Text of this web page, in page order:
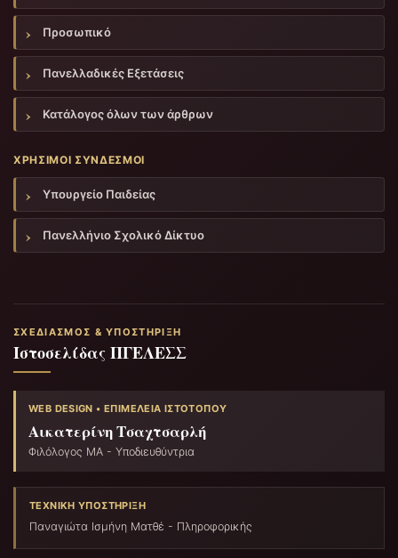
Προσωπικό
Πανελλαδικές Εξετάσεις
Κατάλογος όλων των άρθρων
ΧΡΉΣΙΜΟΙ ΣΎΝΔΕΣΜΟΙ
Υπουργείο Παιδείας
Πανελλήνιο Σχολικό Δίκτυο
ΣΧΕΔΙΑΣΜΌΣ & ΥΠΟΣΤΉΡΙΞΗ
Ιστοσελίδας ΠΓΕΛΕΣΣ
WEB DESIGN • ΕΠΙΜΈΛΕΙΑ ΙΣΤΟΤΌΠΟΥ
Αικατερίνη Τσαχτσαρλή
Φιλόλογος ΜΑ - Υποδιευθύντρια
ΤΕΧΝΙΚΉ ΥΠΟΣΤΉΡΙΞΗ
Παναγιώτα Ισμήνη Ματθέ - Πληροφορικής